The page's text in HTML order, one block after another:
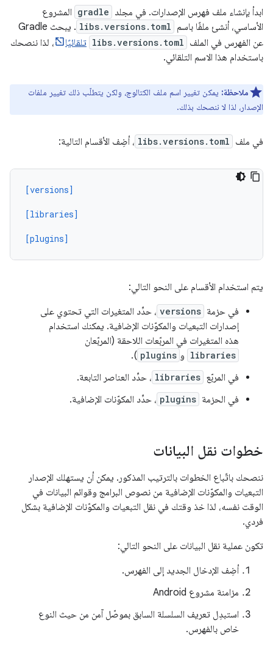
ابدأ بإنشاء ملف فهرس الإصدارات. في مجلد gradle المشروع
الأساسي، أنشئ ملفًا باسم libs.versions.toml
. يبحث Gradle
عن الفهرس في الملف libs.versions.toml تلقائيًا
، لذا ننصحك
باستخدام هذا الاسم التلقائي.
ملاحظة: يمكن تغيير اسم ملف الكتالوج، ولكن يتطلّب ذلك تغيير ملفات
الإصدار، لذا لا ننصحك بذلك.
في ملف libs.versions.toml ، أضِف الأقسام التالية:
[versions]
[libraries]
[plugins]
يتم استخدام الأقسام على النحو التالي:
في حزمة versions ، حدِّد المتغيرات التي تحتوي على
إصدارات التبعيات والمكوّنات الإضافية. يمكنك استخدام
هذه المتغيرات في المربّعات اللاحقة (المربّعان
libraries و plugins
).
في المربّع libraries ، حدِّد العناصر التابعة.
في الحزمة plugins ، حدِّد المكوّنات الإضافية.
خطوات نقل البيانات
ننصحك باتّباع الخطوات بالترتيب المذكور. يمكن أن يستهلك الإصدار
التبعيات والمكوّنات الإضافية من نصوص البرامج وقوائم البيانات في
الوقت نفسه، لذا خذ وقتك في نقل التبعيات والمكوّنات الإضافية بشكل
فردي.
تكون عملية نقل البيانات على النحو التالي:
أضِف الإدخال الجديد إلى الفهرس.
مزامنة مشروع Android
استبدِل تعريف السلسلة السابق بموصّل آمن من حيث النوع
خاص بالفهرس.